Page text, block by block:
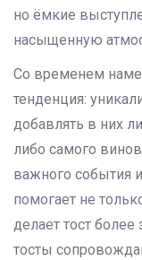
но ёмкие
насыщенную
Со временем
тенденция:
добавлять в них
либо самого
важного события
помогает не
делает тост
тосты